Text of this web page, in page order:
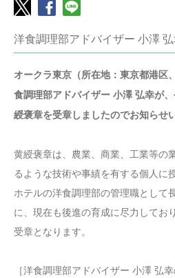
洋食調理部アドバイザー 小澤
オークラ東京（所在地：東京都港区
食調理部アドバイザー 小澤 弘幸が
綬褒章を受章しましたのでお知らせ
黄綬褒章は、農業、商業、工業等の
るような技術や事績を有する個人に
ホテルの洋食調理部の管理職として
に、現在も後進の育成に尽力してお
受章となります。
［洋食調理部アドバイザー 小澤 弘幸